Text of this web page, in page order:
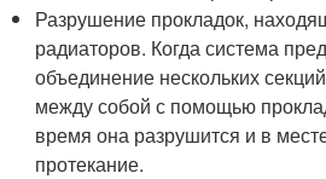
Разрушение прокладок,
радиаторов. Когда система
объединение нескольких
между собой с помощью
время она разрушится и в
протекание.